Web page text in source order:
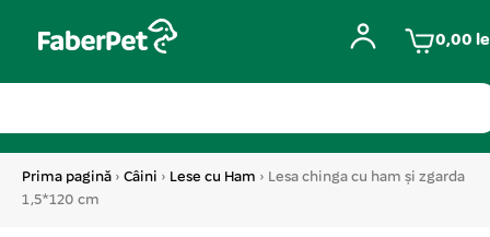
0,00
Prima pagină › Câini › Lese cu Ham › Lesa chinga cu ham și zgarda
1,5*120 cm